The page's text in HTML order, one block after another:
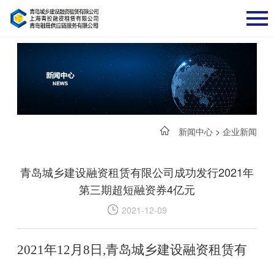
新闻中心 >企业新闻
青岛城乡建设融资租赁有限公司成功发行2021年
第三期超短融资券4亿元
2021-12-09
2021年12月8日,青岛城乡建设融资租赁有